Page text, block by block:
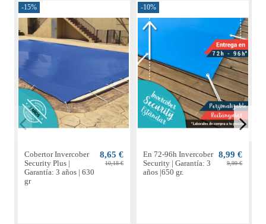
-15%
Cobertor Invercober
Security Plus |
Garantía: 3 años | 630
gr
8,65 €
10,18 €
-10%
En 72-96h Invercober
Security | Garantía: 3
años |650 gr.
8,99 €
9,99 €